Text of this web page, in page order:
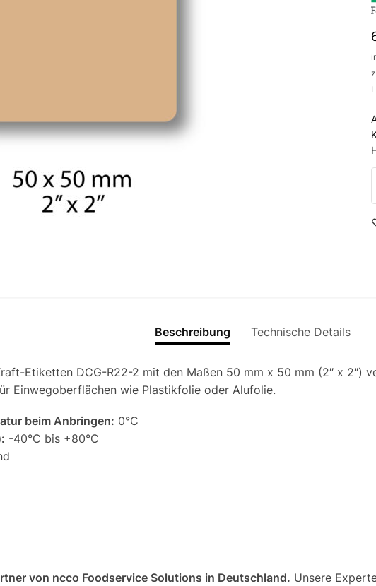
Beschreibung Technische Details
Etiketten DCG-R22-2 mit den Maßen 50 mm x 50 mm (2″ x 2″)
Einwegoberflächen wie Plastikfolie oder Alufolie.
beim Anbringen: 0°C
-40°C bis +80°C
von ncco Foodservice Solutions in Deutschland. Unsere